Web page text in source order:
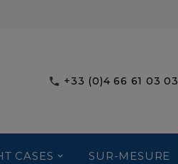
 +33 (0)4 66 61 03 03
CASES SUR-MESURE